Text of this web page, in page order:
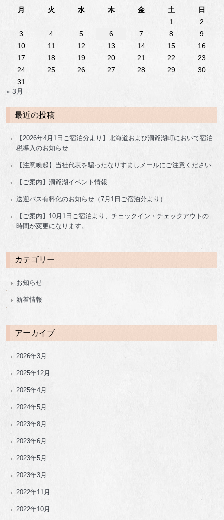
月
火 水 木 金 土
日
1
2
3
4 5 6 7 8
9
10
11 12 13 14 15
16
17
18 19 20 21 22
23
24
25 26 27 28 29
30
31
« 3月
最近の投稿
【2026年4月1日ご宿泊分より】北海道および洞爺湖町において宿泊
税導入のお知らせ
【注意喚起】当社代表を騙ったなりすましメールにご注意ください
【ご案内】洞爺湖イベント情報
送迎バス有料化のお知らせ（7月1日ご宿泊分より）
【ご案内】10月1日ご宿泊より、チェックイン・チェックアウトの
時間が変更になります。
カテゴリー
お知らせ
新着情報
アーカイブ
2026年3月
2025年12月
2025年4月
2024年5月
2023年8月
2023年6月
2023年5月
2023年3月
2022年11月
2022年10月